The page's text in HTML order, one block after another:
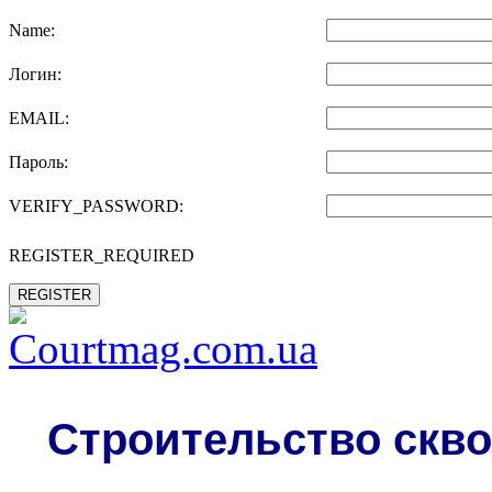
Name:
Логин:
EMAIL:
Пароль:
VERIFY_PASSWORD:
REGISTER_REQUIRED
REGISTER
Строительство